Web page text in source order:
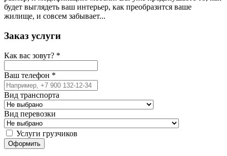
будет выглядеть ваш интерьер, как преобразится ваше
жилище, и совсем забывает...
Заказ услуги
Как вас зовут? *
Ваш телефон *
Вид транспорта
Вид перевозки
Услуги грузчиков